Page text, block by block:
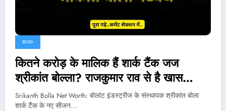
BLOG
कितने करोड़ के मालिक हैं शार्क टैंक जज
श्रीकांत बोल्ला? राजकुमार राव से है खास
कनेक्शन..
Srikanth Bolla Net Worth: बोलांट इंडस्ट्रीज के संस्थापक श्रीकांत बोला
शार्क टैंक के नए सीजन…